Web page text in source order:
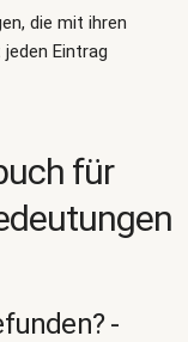
die mit ihren
Eintrag
für
-